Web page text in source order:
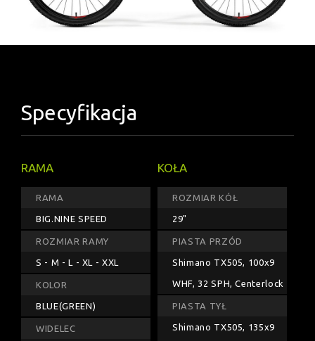
Specyfikacja
RAMA
RAMA
BIG.NINE SPEED
ROZMIAR RAMY
S - M - L - XL - XXL
KOLOR
BLUE(GREEN)
WIDELEC
KOŁA
ROZMIAR KÓŁ
29"
PIASTA PRZÓD
Shimano TX505, 100x9
WHF, 32 SPH, Centerlock
PIASTA TYŁ
Shimano TX505, 135x9